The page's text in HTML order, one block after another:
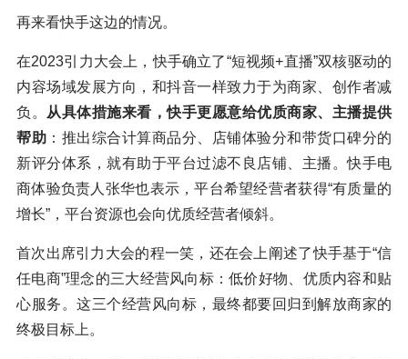
再来看快手这边的情况。
在2023引力大会上，快手确立了“短视频+直播”双核驱动的
内容场域发展方向，和抖音一样致力于为商家、创作者减
负。
从具体措施来看，快手更愿意给优质商家、主播提供
帮助 ：推出综合计算商品分、店铺体验分和带货口碑分的
新评分体系，就有助于平台过滤不良店铺、主播。快手电
商体验负责人张华也表示，平台希望经营者获得“有质量的
增长”，平台资源也会向优质经营者倾斜。
首次出席引力大会的程一笑，还在会上阐述了快手基于“信
任电商”理念的三大经营风向标：低价好物、优质内容和贴
心服务。这三个经营风向标，最终都要回归到解放商家的
终极目标上。